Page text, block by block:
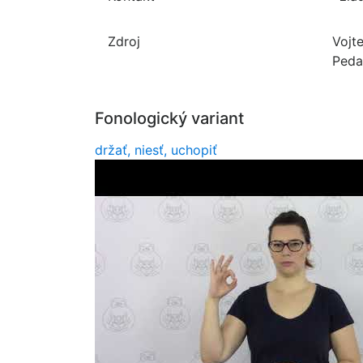
Zdroj
Fonologický variant
držať, niesť, uchopiť